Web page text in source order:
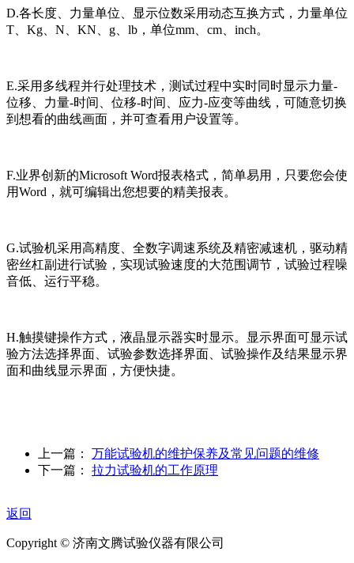
D.各长度、力量单位、显示位数采用动态互换方式，力量单位
T、Kg、N、KN、g、lb，单位mm、cm、inch。
E.采用多线程并行处理技术，测试过程中实时同时显示力量-
位移、力量-时间、位移-时间、应力-应变等曲线，可随意切换
到想看的曲线画面，并可查看用户设置等。
F.业界创新的Microsoft Word报表格式，简单易用，只要您会使
用Word，就可编辑出您想要的精美报表。
G.试验机采用高精度、全数字调速系统及精密减速机，驱动精
密丝杠副进行试验，实现试验速度的大范围调节，试验过程噪
音低、运行平稳。
H.触摸键操作方式，液晶显示器实时显示。显示界面可显示试
验方法选择界面、试验参数选择界面、试验操作及结果显示界
面和曲线显示界面，方便快捷。
上一篇： 万能试验机的维护保养及常见问题的维修
下一篇： 拉力试验机的工作原理
返回
Copyright © 济南文腾试验仪器有限公司